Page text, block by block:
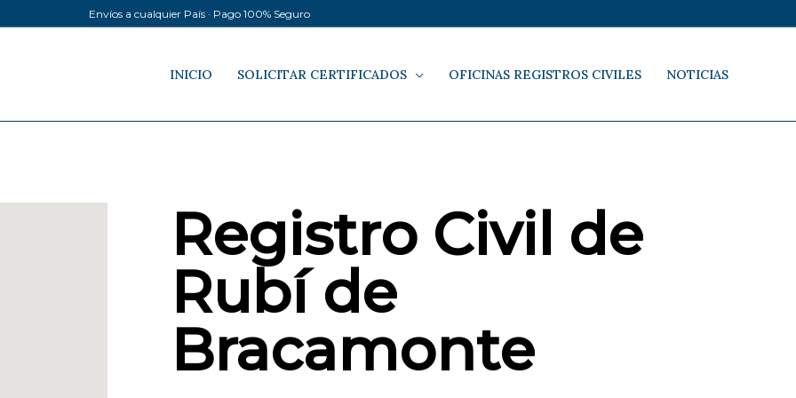
Envíos a cualquier País · Pago 100% Seguro
INICIO SOLICITAR CERTIFICADOS OFICINAS REGISTROS CIVILES NOTICIAS
Registro Civil de
Rubí de
Bracamonte